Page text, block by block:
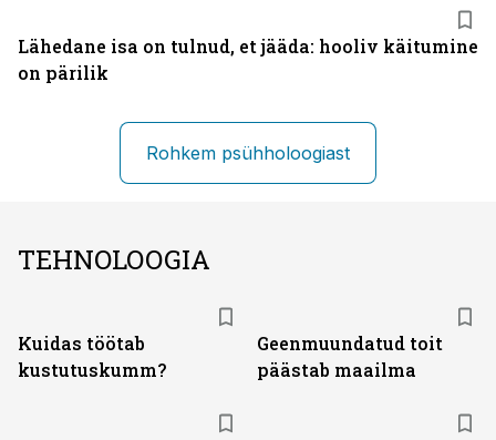
Lähedane isa on tulnud, et jääda: hooliv käitumine
on pärilik
Rohkem psühholoogiast
TEHNOLOOGIA
Kuidas töötab
kustutuskumm?
Geenmuundatud toit
päästab maailma